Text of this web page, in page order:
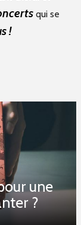
qui se
!
une
?